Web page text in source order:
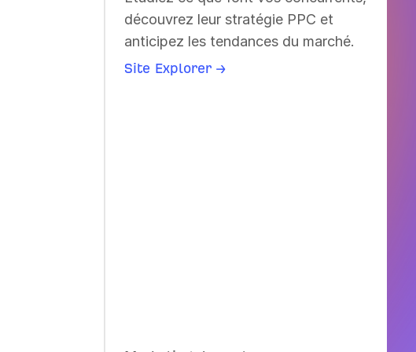
chatbots IA.
Brand Radar →
Rank Tracker →
découvrez leur stratégie PPC et
anticipez les tendances du marché.
Site Explorer →